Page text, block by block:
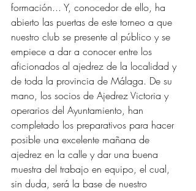
formación... Y, conocedor de ello, ha
abierto las puertas de este torneo a que
nuestro club se presente al público y se
empiece a dar a conocer entre los
aficionados al ajedrez de la localidad y
de toda la provincia de Málaga. De su
mano, los socios de Ajedrez Victoria y
operarios del Ayuntamiento, han
completado los preparativos para hacer
posible una excelente mañana de
ajedrez en la calle y dar una buena
muestra del trabajo en equipo, el cual,
sin duda, será la base de nuestro